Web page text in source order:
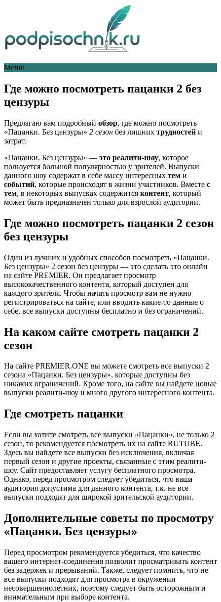
Меню
Где можно посмотреть пацанки 2 без
цензуры
Предлагаю вам подробный обзор, где можно посмотреть
«Пацанки. Без цензуры» 2 сезон без лишних трудностей и
затрат.
«Пацанки. Без цензуры» — это реалити-шоу, которое
пользуется большой популярностью у зрителей. Выпуски
данного шоу содержат в себе массу интересных тем и
событий, которые происходят в жизни участников. Вместе с
тем, в некоторых выпусках содержится контент, который
может быть предназначен только для взрослой аудитории.
Где можно посмотреть пацанки 2 сезон
без цензуры
Один из лучших и удобных способов посмотреть «Пацанки.
Без цензуры» 2 сезон без цензуры — это сделать это онлайн
на сайте PREMIER. Он предлагает просмотр
высококачественного контента, который доступен для
каждого зрителя. Чтобы начать просмотр вам не нужно
регистрироваться на сайте, или вводить какие-то данные о
себе, все выпуски доступны бесплатно и без ограничений.
На каком сайте смотреть пацанки 2
сезон
На сайте PREMIER.ONE вы можете смотреть все выпуски 2
сезона «Пацанки. Без цензуры», которые доступны без
никаких ограничений. Кроме того, на сайте вы найдете новые
выпуски реалити-шоу и много другого интересного контента.
Где смотреть пацанки
Если вы хотите смотреть все выпуски «Пацанки», не только 2
сезон, то рекомендуется посмотреть их на сайте RUTUBE.
Здесь вы найдете все выпуски без исключения, включая
первый сезон и другие проекты, связанные с этим реалити-
шоу. Сайт предоставляет услугу бесплатного просмотра.
Однако, перед просмотром следует убедиться, что ваша
аудитория допустима для данного контента, т.к. не все
выпуски подходят для широкой зрительской аудитории.
Дополнительные советы по просмотру
«Пацанки. Без цензуры»
Перед просмотром рекомендуется убедиться, что качество
вашего интернет-соединения позволит просматривать контент
без задержек и прерываний. Также, следует помнить, что не
все выпуски подходят для просмотра в окружении
несовершеннолетних, поэтому следует быть осторожным и
внимательным при выборе контента.